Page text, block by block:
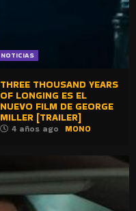
NOTICIAS
THREE THOUSAND YEARS
OF LONGING ES EL
NUEVO FILM DE GEORGE
MILLER [TRAILER]
4 años ago MONO